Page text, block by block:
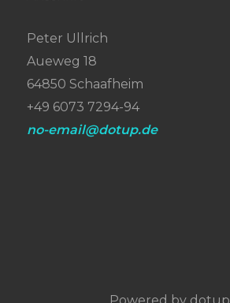
Peter Ullrich
Aueweg 18
64850 Schaafheim
+49 6073 7294-94
no-email@dotup.de
Powered by dotup